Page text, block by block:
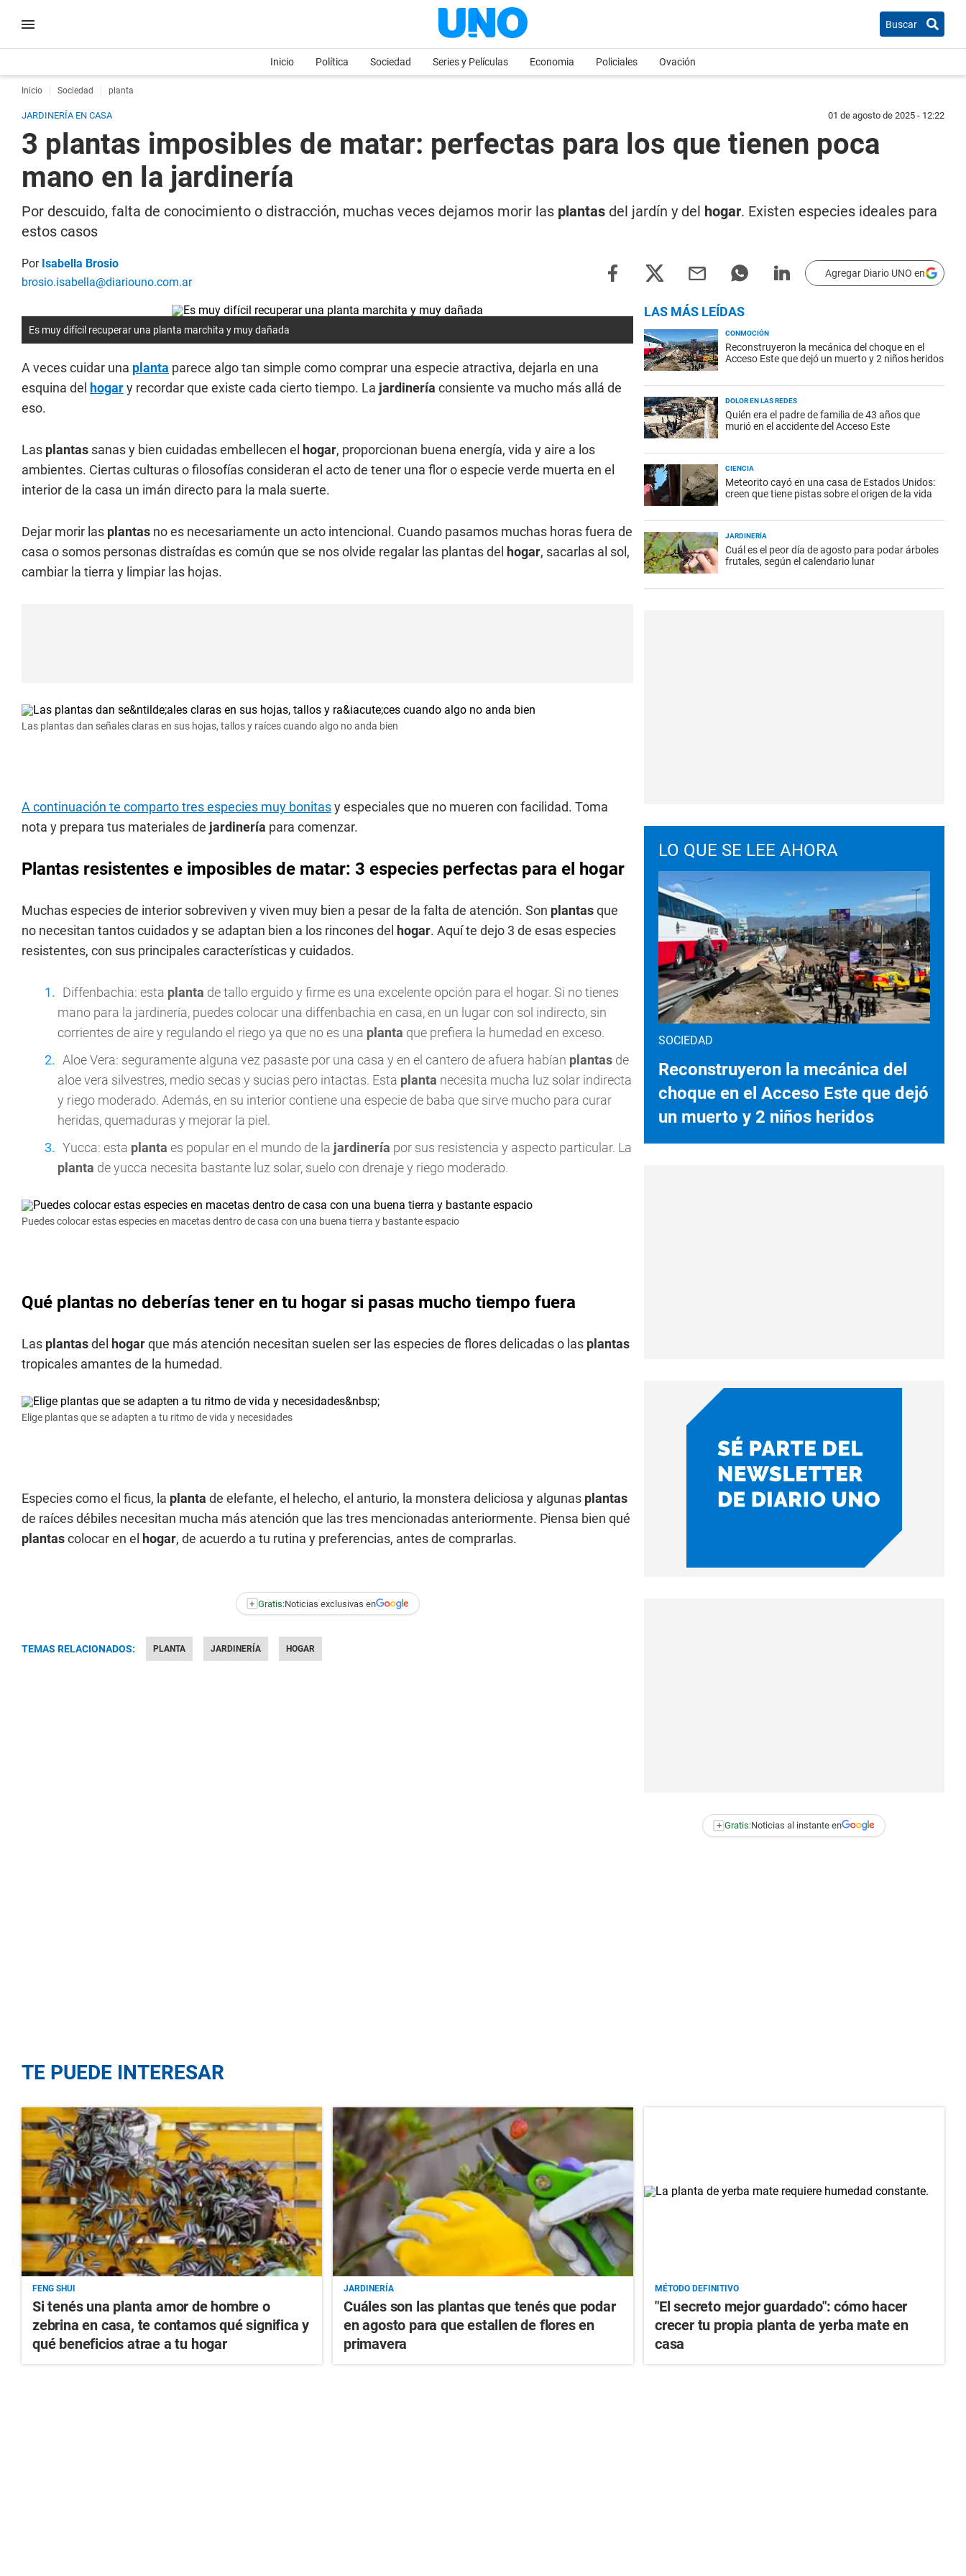
Buscar
Inicio Política Sociedad Series y Películas Economia Policiales Ovación
Inicio Sociedad planta
JARDINERÍA EN CASA 01 de agosto de 2025 - 12:22
3 plantas imposibles de matar: perfectas para los que tienen poca
mano en la jardinería
Por descuido, falta de conocimiento o distracción, muchas veces dejamos morir las plantas del jardín y del hogar. Existen especies ideales para
estos casos
Por Isabella Brosio
brosio.isabella@diariouno.com.ar
Agregar Diario UNO en
Es muy difícil recuperar una planta marchita y muy dañada
A veces cuidar una planta parece algo tan simple como comprar una especie atractiva, dejarla en una
esquina del hogary recordar que existe cada cierto tiempo. La jardinería consiente va mucho más allá de
eso.
Las plantas sanas y bien cuidadas embellecen el hogar, proporcionan buena energía, vida y aire a los
ambientes. Ciertas culturas o filosofías consideran el acto de tener una flor o especie verde muerta en el
interior de la casa un imán directo para la mala suerte.
Dejar morir las plantas no es necesariamente un acto intencional. Cuando pasamos muchas horas fuera de
casa o somos personas distraídas es común que se nos olvide regalar las plantas del hogar, sacarlas al sol,
cambiar la tierra y limpiar las hojas.
Las plantas dan señales claras en sus hojas, tallos y raíces cuando algo no anda bien
A continuación te comparto tres especies muy bonitasy especiales que no mueren con facilidad. Toma
nota y prepara tus materiales de jardinería para comenzar.
Plantas resistentes e imposibles de matar: 3 especies perfectas para el hogar
Muchas especies de interior sobreviven y viven muy bien a pesar de la falta de atención. Son plantasque
no necesitan tantos cuidados y se adaptan bien a los rincones del hogar. Aquí te dejo 3 de esas especies
resistentes, con sus principales características y cuidados.
Diffenbachia: esta planta de tallo erguido y firme es una excelente opción para el hogar. Si no tienes
mano para la jardinería, puedes colocar una diffenbachia en casa, en un lugar con sol indirecto, sin
corrientes de aire y regulando el riego ya que no es una planta que prefiera la humedad en exceso.
Aloe Vera: seguramente alguna vez pasaste por una casa y en el cantero de afuera habían plantas de
aloe vera silvestres, medio secas y sucias pero intactas. Esta planta necesita mucha luz solar indirecta
y riego moderado. Además, en su interior contiene una especie de baba que sirve mucho para curar
heridas, quemaduras y mejorar la piel.
Yucca: esta planta es popular en el mundo de la jardinería por sus resistencia y aspecto particular. La
planta de yucca necesita bastante luz solar, suelo con drenaje y riego moderado.
Puedes colocar estas especies en macetas dentro de casa con una buena tierra y bastante espacio
Qué plantas no deberías tener en tu hogar si pasas mucho tiempo fuera
Las plantasdel hogarque más atención necesitan suelen ser las especies de flores delicadas o las plantas
tropicales amantes de la humedad.
Elige plantas que se adapten a tu ritmo de vida y necesidades
Especies como el ficus, la planta de elefante, el helecho, el anturio, la monstera deliciosa y algunas plantas
de raíces débiles necesitan mucha más atención que las tres mencionadas anteriormente. Piensa bien qué
plantascolocar en el hogar, de acuerdo a tu rutina y preferencias, antes de comprarlas.
+ Gratis:Noticias exclusivas en
TEMAS RELACIONADOS: PLANTA JARDINERÍA HOGAR
LAS MÁS LEÍDAS
CONMOCIÓN
Reconstruyeron la mecánica del choque en el
Acceso Este que dejó un muerto y 2 niños heridos
DOLOR EN LAS REDES
Quién era el padre de familia de 43 años que
murió en el accidente del Acceso Este
CIENCIA
Meteorito cayó en una casa de Estados Unidos:
creen que tiene pistas sobre el origen de la vida
JARDINERÍA
Cuál es el peor día de agosto para podar árboles
frutales, según el calendario lunar
LO QUE SE LEE AHORA
SOCIEDAD
Reconstruyeron la mecánica del
choque en el Acceso Este que dejó
un muerto y 2 niños heridos
+ Gratis:Noticias al instante en
TE PUEDE INTERESAR
FENG SHUI
Si tenés una planta amor de hombre o
zebrina en casa, te contamos qué significa y
qué beneficios atrae a tu hogar
JARDINERÍA
Cuáles son las plantas que tenés que podar
en agosto para que estallen de flores en
primavera
MÉTODO DEFINITIVO
"El secreto mejor guardado": cómo hacer
crecer tu propia planta de yerba mate en
casa